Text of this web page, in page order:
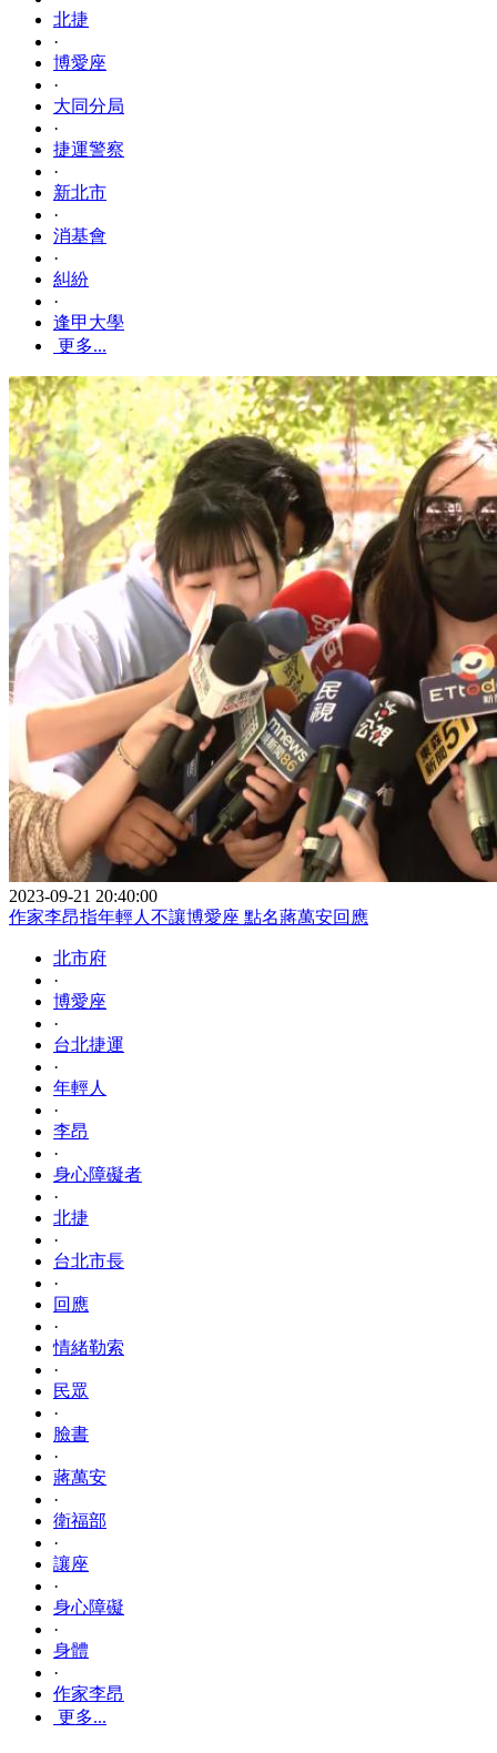
北捷
·
博愛座
·
大同分局
·
捷運警察
·
新北市
·
消基會
·
糾紛
·
逢甲大學
更多...
2023-09-21 20:40:00
作家李昂指年輕人不讓博愛座 點名蔣萬安回應
北市府
·
博愛座
·
台北捷運
·
年輕人
·
李昂
·
身心障礙者
·
北捷
·
台北市長
·
回應
·
情緒勒索
·
民眾
·
臉書
·
蔣萬安
·
衛福部
·
讓座
·
身心障礙
·
身體
·
作家李昂
更多...